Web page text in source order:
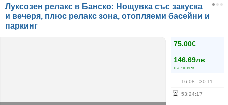
Луксозен релакс в Банско: Нощувка със закуска
и вечеря, плюс релакс зона, отопляеми басейни и
паркинг
75.00€
146.69лв
на човек
16.08 - 30.11
53:24:17